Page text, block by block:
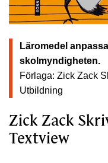
Läromedel
skolmyndigheten.
Förlaga: Zick Zack
Utbildning
Zick Zack
Textview